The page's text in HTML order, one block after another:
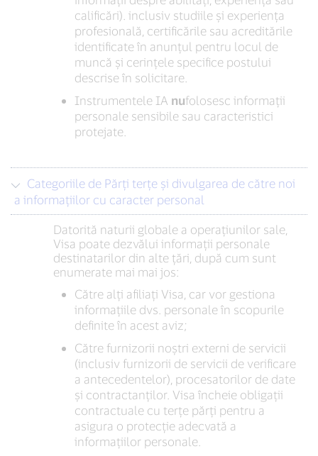
calificări). inclusiv studiile și experiența
profesională, certificările sau acreditările
identificate în anunțul pentru locul de
muncă și cerințele specifice postului
descrise în solicitare.
Instrumentele IA nufolosesc informații
personale sensibile sau caracteristici
protejate.
a informațiilor cu caracter personal
Datorită naturii globale a operațiunilor sale,
Visa poate dezvălui informații personale
destinatarilor din alte țări, după cum sunt
enumerate mai mai jos:
Către alți afiliați Visa, car vor gestiona
informațiile dvs. personale în scopurile
definite în acest aviz;
Către furnizorii noștri externi de servicii
(inclusiv furnizorii de servicii de verificare
a antecedentelor), procesatorilor de date
și contractanților. Visa încheie obligații
contractuale cu terțe părți pentru a
asigura o protecție adecvată a
informațiilor personale.